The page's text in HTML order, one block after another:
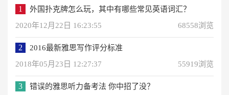
1
外国扑克牌怎么玩，其中有哪些常见英语词汇？
2020年12月22日 16:23:55
68558浏览
2
2016最新雅思写作评分标准
2018年05月23日 12:27:37
55919浏览
3
错误的雅思听力备考法 你中招了没？